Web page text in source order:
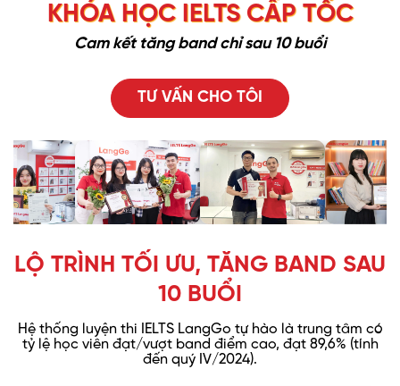
KHÓA HỌC IELTS CẤP TỐC
Cam kết tăng band chỉ sau 10 buổi
TƯ VẤN CHO TÔI
LỘ TRÌNH TỐI ƯU, TĂNG BAND SAU
10 BUỔI
Hệ thống luyện thi IELTS LangGo tự hào là trung tâm có
tỷ lệ học viên đạt/vượt band điểm cao, đạt 89,6% (tính
đến quý IV/2024).